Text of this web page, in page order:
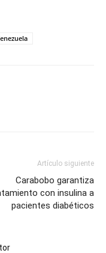
Artículo siguiente
Carabobo garantiza
con insulina a
pacientes diabéticos